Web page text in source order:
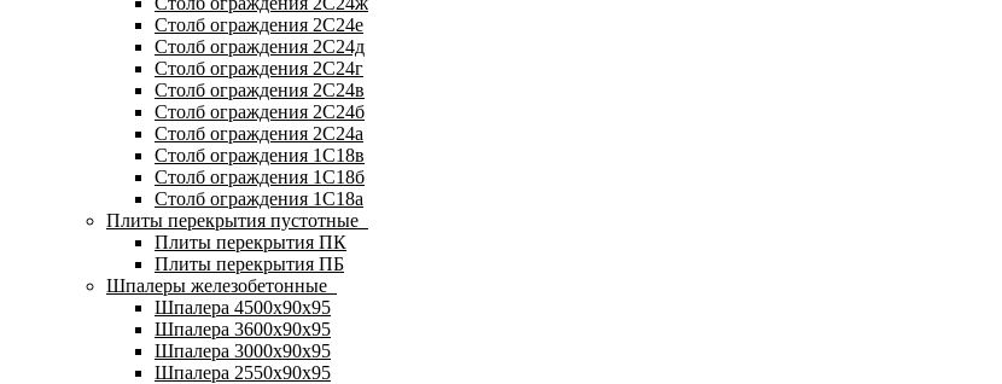
Столб ограждения 2С24е
Столб ограждения 2С24д
Столб ограждения 2С24г
Столб ограждения 2С24в
Столб ограждения 2С24б
Столб ограждения 2С24а
Столб ограждения 1С18в
Столб ограждения 1С18б
Столб ограждения 1С18а
Плиты перекрытия пустотные
Плиты перекрытия ПК
Плиты перекрытия ПБ
Шпалеры железобетонные
Шпалера 4500х90х95
Шпалера 3600х90х95
Шпалера 3000х90х95
Шпалера 2550х90х95